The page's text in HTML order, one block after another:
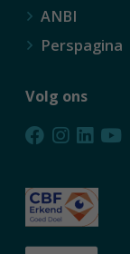
ANBI
Perspagina
Volg ons